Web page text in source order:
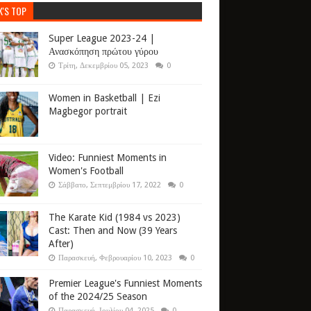
TOP
Super League 2023-24 |
Ανασκόπηση πρώτου γύρου
Τρίτη, Δεκεμβρίου 05, 2023 0
Women in Basketball | Ezi
Magbegor portrait
Video: Funniest Moments in
Women's Football
Σάββατο, Σεπτεμβρίου 17, 2022 0
The Karate Kid (1984 vs 2023)
Cast: Then and Now (39 Years
After)
Παρασκευή, Φεβρουαρίου 10, 2023 0
Premier League's Funniest Moments
of the 2024/25 Season